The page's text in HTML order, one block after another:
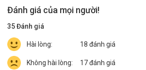
Đánh giá của mọi người!
35Đánh giá
Hài lòng: 18 đánh giá
Không hài lòng: 17đánh giá